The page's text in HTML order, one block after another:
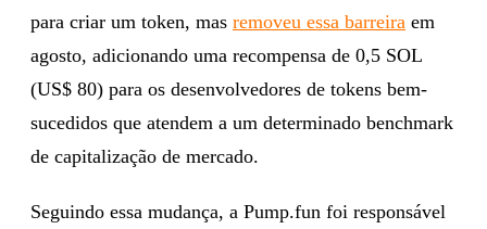
para criar um token, mas removeu essa barreira em
agosto, adicionando uma recompensa de 0,5 SOL
(US$ 80) para os desenvolvedores de tokens bem-
sucedidos que atendem a um determinado benchmark
de capitalização de mercado.
Seguindo essa mudança, a Pump.fun foi responsável